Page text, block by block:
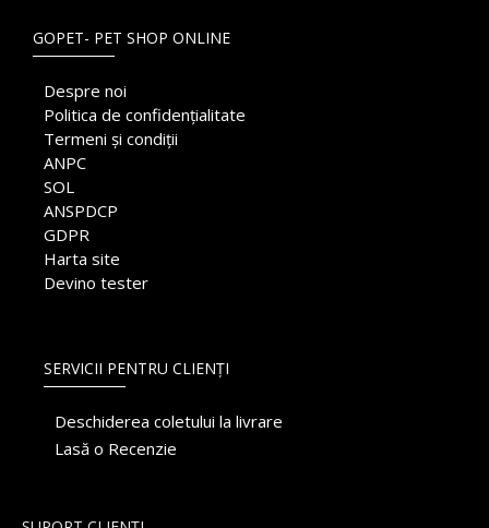
GOPET- PET SHOP ONLINE
Despre noi
Politica de confidențialitate
Termeni și condiții
ANPC
SOL
ANSPDCP
GDPR
Harta site
Devino tester
SERVICII PENTRU CLIENȚI
Deschiderea coletului la livrare
Lasă o Recenzie